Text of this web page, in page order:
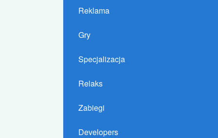
Reklama
Gry
Specjalizacja
Relaks
Zabiegi
Developers